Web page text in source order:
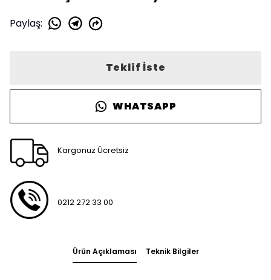
Paylaş:
Teklif İste
WHATSAPP
Kargonuz Ücretsiz
0212 272 33 00
Ürün Açıklaması Teknik Bilgiler